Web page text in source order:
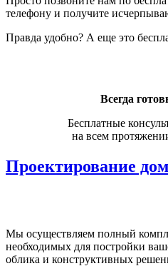
телефону и получите
Правда удобно? А еще это
Всегда
Бесплатные
на всем
Проектирование
Мы осуществляем полный
необходимых для постройки
облика и конструктивных